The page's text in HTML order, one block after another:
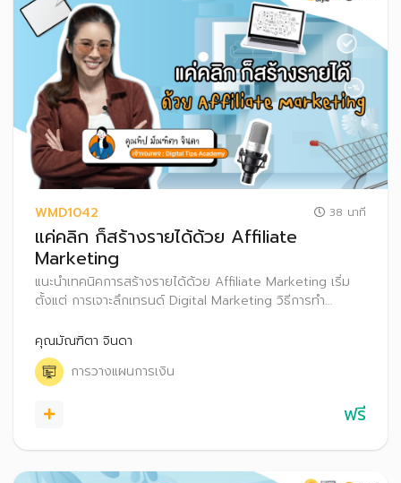
WMD1042 38 นาที
แค่คลิก ก็สร้างรายได้ด้วย Affiliate
Marketing
แนะนำเทคนิคการสร้างรายได้ด้วย Affiliate Marketing เริ่ม
ตั้งแต่ การเจาะลึกเทรนด์ Digital Marketing วิธีการทำ
ทำ Affiliate Marketing อย่างไรให้ประสบความสำเร็จ รวมถึง
เทคนิคการสร้าง Passive Income
คุณมัณฑิตา จินดา
การวางแผนการเงิน
ฟรี